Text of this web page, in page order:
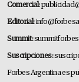
Comercial:
Editorial:
Summit:
Suscripciones:
Forbes Argentina es